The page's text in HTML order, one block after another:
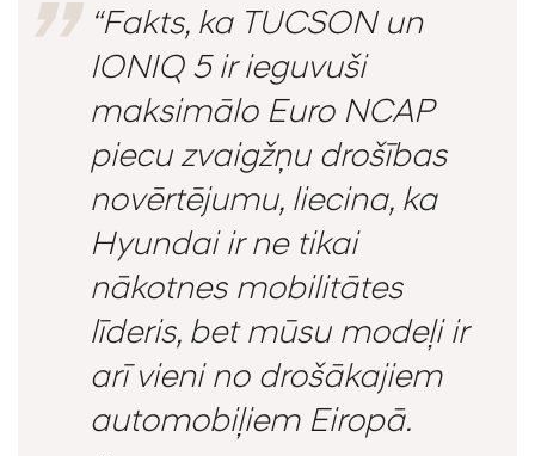
“Fakts, ka TUCSON un
IONIQ 5 ir ieguvuši
maksimālo Euro NCAP
piecu zvaigžņu drošības
novērtējumu, liecina, ka
Hyundai ir ne tikai
nākotnes mobilitātes
līderis, bet mūsu modeļi ir
arī vieni no drošākajiem
automobiļiem Eiropā.